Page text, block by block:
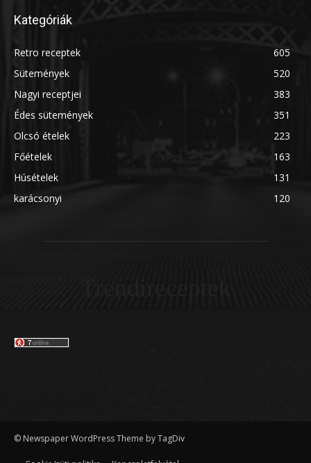
Kategóriák
Retro receptek
605
Sütemények
520
Nagyi receptjei
383
Édes sütemények
351
Olcsó ételek
223
Főételek
163
Húsételek
131
karácsonyi
120
© Newspaper WordPress Theme by TagDiv